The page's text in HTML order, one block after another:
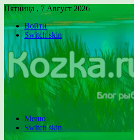
Пятница , 7 Август 2026
Войти
Switch skin
Меню
Switch skin